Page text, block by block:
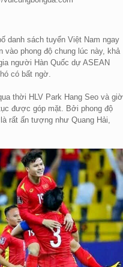
danh sách tuyển Việt Nam ngay
vào phong độ chung lúc này, khả
người Hàn Quốc dự ASEAN
có bất ngờ.
thời HLV Park Hang Seo và giờ
được góp mặt. Bởi phong độ
rất ấn tượng như Quang Hải,